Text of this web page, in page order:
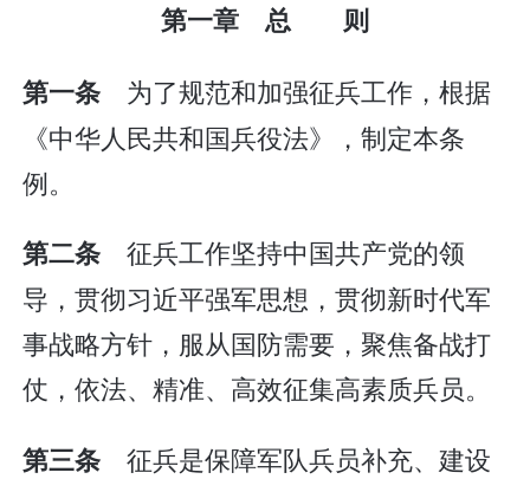
第一章 总 则
第一条 为了规范和加强征兵工作，根据
《中华人民共和国兵役法》，制定本条
例。
第二条 征兵工作坚持中国共产党的领
导，贯彻习近平强军思想，贯彻新时代军
事战略方针，服从国防需要，聚焦备战打
仗，依法、精准、高效征集高素质兵员。
第三条 征兵是保障军队兵员补充、建设